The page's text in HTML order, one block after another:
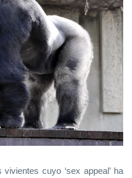
cuyo ‘sex appeal’ ha